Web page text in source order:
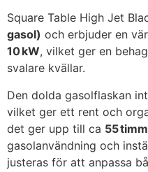
Square Table High Jet
gasol) och erbjuder en
10 kW, vilket ger en
svalare kvällar.
Den dolda gasolflaskan
vilket ger ett rent och
det ger upp till ca 55
gasolanvändning och
justeras för att anpassa